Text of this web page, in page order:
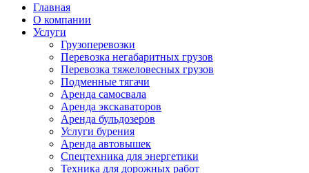
Главная
О компании
Услуги
Грузоперевозки
Перевозка негабаритных грузов
Перевозка тяжеловесных грузов
Подменные тягачи
Аренда самосвала
Аренда экскаваторов
Аренда бульдозеров
Услуги бурения
Аренда автовышек
Спецтехника для энергетики
Техника для дорожных работ